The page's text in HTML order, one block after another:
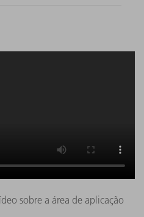
sobre a área de aplicação